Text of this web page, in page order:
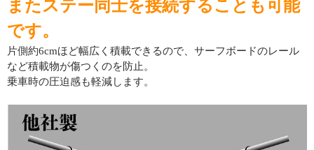
またステー同士を接続することも可能
です。
片側約6cmほど幅広く積載できるので、サーフボードのレール
など積載物が傷つくのを防止。
乗車時の圧迫感も軽減します。